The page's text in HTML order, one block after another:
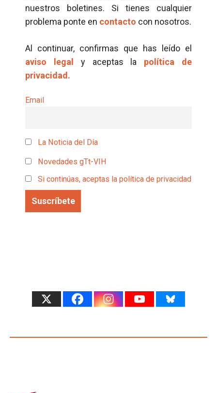
nuestros boletines. Si tienes cualquier
problema ponte en contacto con nosotros.
Al continuar, confirmas que has leído el
aviso legal
y aceptas la política de
privacidad.
Email
La Noticia del Día
Novedades gTt-VIH
Si continúas, aceptas la política de privacidad